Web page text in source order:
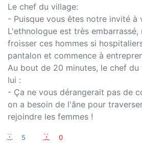
Le chef du village:
- Puisque vous êtes notre invité à
L'ethnologue est très
froisser ces hommes si
pantalon et commence à
Au bout de 20 minutes, le chef du
lui :
- Ça ne vous dérangerait pas de
on a besoin de l'âne pour
rejoindre les femmes !
:-) 5 :-( 0